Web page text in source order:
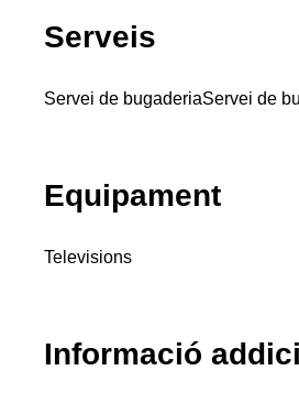
Serveis
Servei de bugaderiaServei de
Equipament
Televisions
Informació